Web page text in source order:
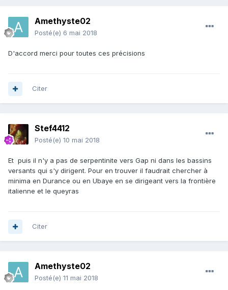
Amethyste02
Posté(e) 6 mai 2018
D'accord merci pour toutes ces précisions
Citer
Stef4412
Posté(e) 10 mai 2018
Et puis il n'y a pas de serpentinite vers Gap ni dans les bassins
versants qui s'y dirigent. Pour en trouver il faudrait chercher à
minima en Durance ou en Ubaye en se dirigeant vers la frontière
italienne et le queyras
Citer
Amethyste02
Posté(e) 11 mai 2018